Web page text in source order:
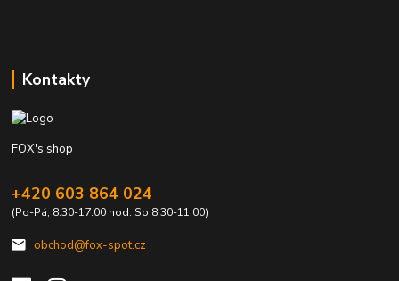
Kontakty
FOX's shop
+420 603 864 024
(Po-Pá, 8.30-17.00 hod. So 8.30-11.00)
obchod@fox-spot.cz